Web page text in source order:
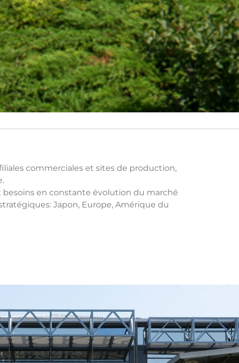
commerciales et sites de production,
en constante évolution du marché
Japon, Europe, Amérique du